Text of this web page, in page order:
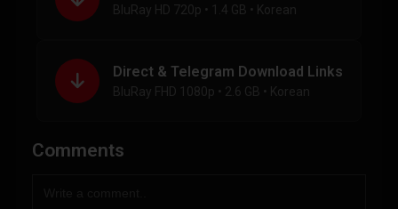
BluRay HD 720p • 1.4 GB • Korean
Direct & Telegram Download Links
BluRay FHD 1080p • 2.6 GB • Korean
Comments